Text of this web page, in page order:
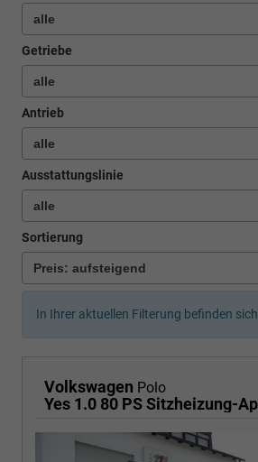
Getriebe
Antrieb
Ausstattungslinie
Sortierung
In Ihrer aktuellen Filterung befinden sich
Volkswagen Polo